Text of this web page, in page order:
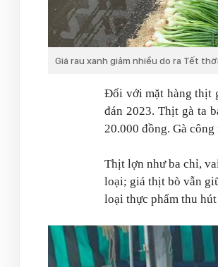
Giá rau xanh giảm nhiều do ra Tết
Đối với mặt hàng thịt
đán 2023. Thịt gà ta
20.000 đồng. Gà
Thịt lợn như ba chỉ,
loại; giá thịt bò vẫn
loại thực phẩm thu